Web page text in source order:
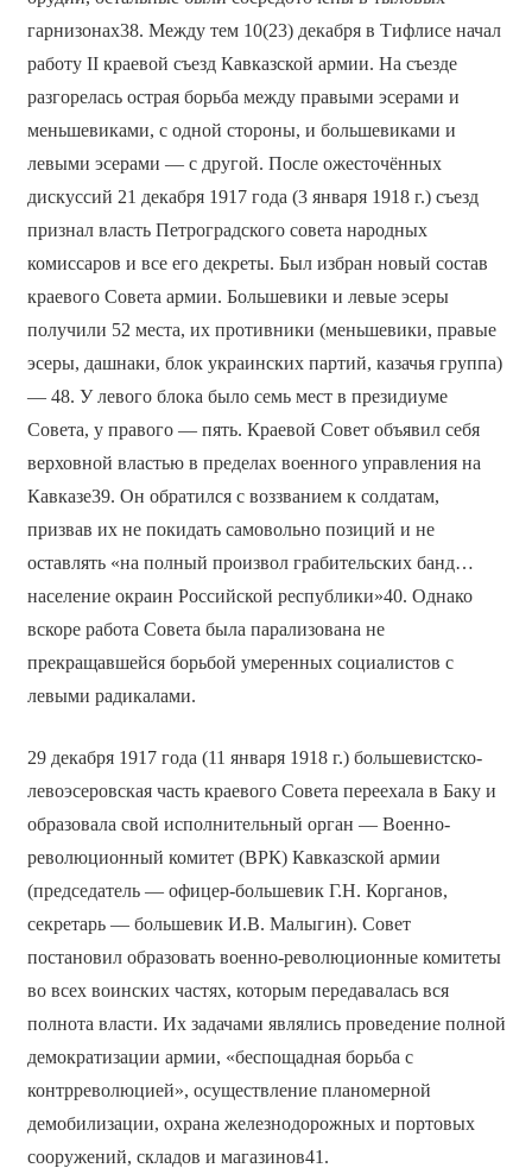
гарнизонах38. Между тем 10(23) декабря в Тифлисе начал
работу II краевой съезд Кавказской армии. На съезде
разгорелась острая борьба между правыми эсерами и
меньшевиками, с одной стороны, и большевиками и
левыми эсерами — с другой. После ожесточённых
дискуссий 21 декабря 1917 года (3 января 1918 г.) съезд
признал власть Петроградского совета народных
комиссаров и все его декреты. Был избран новый состав
краевого Совета армии. Большевики и левые эсеры
получили 52 места, их противники (меньшевики, правые
эсеры, дашнаки, блок украинских партий, казачья группа)
— 48. У левого блока было семь мест в президиуме
Совета, у правого — пять. Краевой Совет объявил себя
верховной властью в пределах военного управления на
Кавказе39. Он обратился с воззванием к солдатам,
призвав их не покидать самовольно позиций и не
оставлять «на полный произвол грабительских банд…
население окраин Российской республики»40. Однако
вскоре работа Совета была парализована не
прекращавшейся борьбой умеренных социалистов с
левыми радикалами.
29 декабря 1917 года (11 января 1918 г.) большевистско-
левоэсеровская часть краевого Совета переехала в Баку и
образовала свой исполнительный орган — Военно-
революционный комитет (ВРК) Кавказской армии
(председатель — офицер-большевик Г.Н. Корганов,
секретарь — большевик И.В. Малыгин). Совет
постановил образовать военно-революционные комитеты
во всех воинских частях, которым передавалась вся
полнота власти. Их задачами являлись проведение полной
демократизации армии, «беспощадная борьба с
контрреволюцией», осуществление планомерной
демобилизации, охрана железнодорожных и портовых
сооружений, складов и магазинов41.